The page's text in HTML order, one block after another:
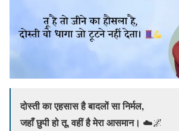
दोस्ती का एहसास है बादलों सा निर्मल,
जहाँ छुपी हो तू, वहीं है मेरा आसमान। ☁️🌌